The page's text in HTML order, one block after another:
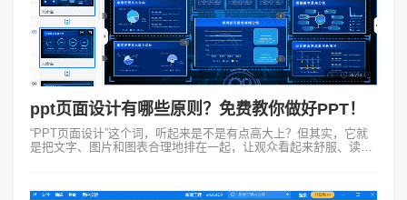
ppt页面设计有哪些原则？免费教你做好PPT！
“PPT页面设计”这个词，听起来是不是有点高大上？但其实，它就
是把文字、图片和图表合理地排在一起，让观众看起来舒服、读起